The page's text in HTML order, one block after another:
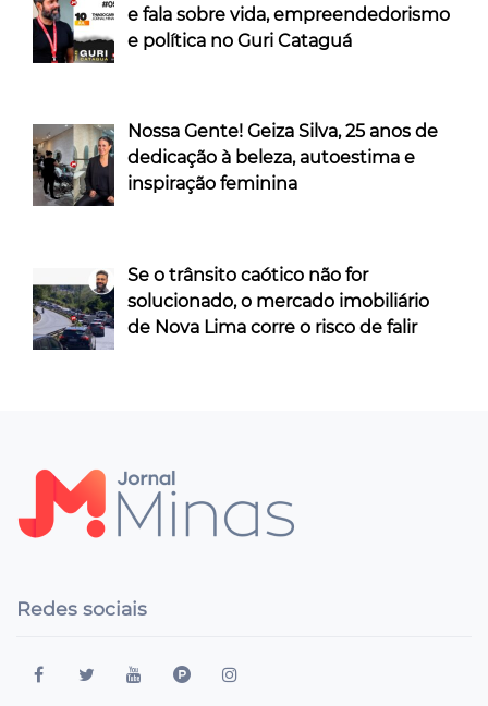
e fala sobre vida, empreendedorismo
e política no Guri Cataguá
Nossa Gente! Geiza Silva, 25 anos de
dedicação à beleza, autoestima e
inspiração feminina
Se o trânsito caótico não for
solucionado, o mercado imobiliário
de Nova Lima corre o risco de falir
Redes sociais